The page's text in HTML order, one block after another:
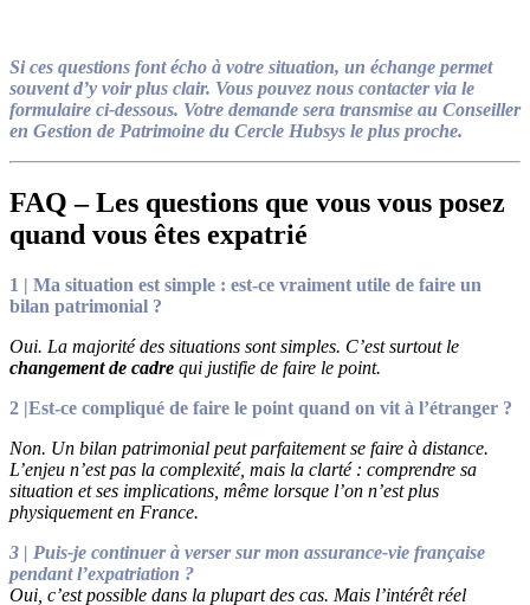
Si ces questions font écho à votre situation, un échange permet
souvent d’y voir plus clair. Vous pouvez nous contacter via le
formulaire ci-dessous. Votre demande sera transmise au Conseiller
en Gestion de Patrimoine du Cercle Hubsys le plus proche.
FAQ – Les questions que vous vous posez
quand vous êtes expatrié
1 | Ma situation est simple : est-ce vraiment utile de faire un
bilan patrimonial ?
Oui. La majorité des situations sont simples. C’est surtout le
changement de cadre qui justifie de faire le point.
2 |Est-ce compliqué de faire le point quand on vit à l’étranger ?
Non. Un bilan patrimonial peut parfaitement se faire à distance.
L’enjeu n’est pas la complexité, mais la clarté : comprendre sa
situation et ses implications, même lorsque l’on n’est plus
physiquement en France.
3 | Puis-je continuer à verser sur mon assurance-vie française
pendant l’expatriation ?
Oui, c’est possible dans la plupart des cas. Mais l’intérêt réel